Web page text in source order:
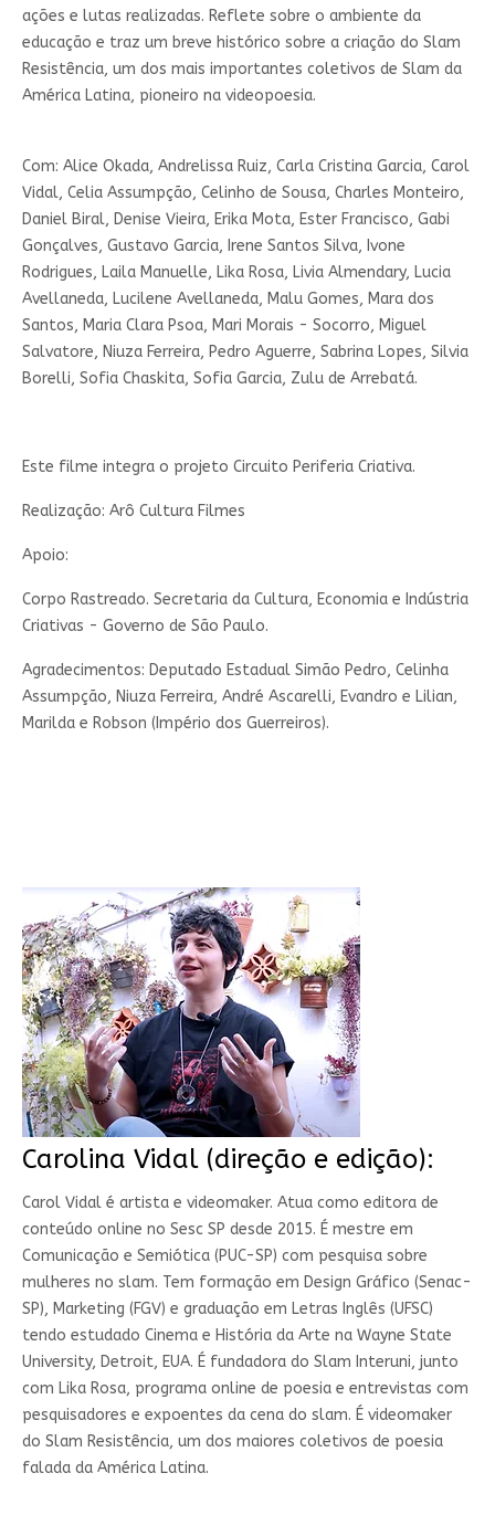
ações e lutas realizadas. Reflete sobre o ambiente da
educação e traz um breve histórico sobre a criação do Slam
Resistência, um dos mais importantes coletivos de Slam da
América Latina, pioneiro na videopoesia.
Com: Alice Okada, Andrelissa Ruiz, Carla Cristina Garcia, Carol
Vidal, Celia Assumpção, Celinho de Sousa, Charles Monteiro,
Daniel Biral, Denise Vieira, Erika Mota, Ester Francisco, Gabi
Gonçalves, Gustavo Garcia, Irene Santos Silva, Ivone
Rodrigues, Laila Manuelle, Lika Rosa, Livia Almendary, Lucia
Avellaneda, Lucilene Avellaneda, Malu Gomes, Mara dos
Santos, Maria Clara Psoa, Mari Morais - Socorro, Miguel
Salvatore, Niuza Ferreira, Pedro Aguerre, Sabrina Lopes, Silvia
Borelli, Sofia Chaskita, Sofia Garcia, Zulu de Arrebatá.
Este filme integra o projeto Circuito Periferia Criativa.
Realização: Arô Cultura Filmes
Apoio:
Corpo Rastreado. Secretaria da Cultura, Economia e Indústria
Criativas - Governo de São Paulo.
Agradecimentos: Deputado Estadual Simão Pedro, Celinha
Assumpção, Niuza Ferreira, André Ascarelli, Evandro e Lilian,
Marilda e Robson (Império dos Guerreiros).
Carolina Vidal (direção e edição):
Carol Vidal é artista e videomaker. Atua como editora de
conteúdo online no Sesc SP desde 2015. É mestre em
Comunicação e Semiótica (PUC-SP) com pesquisa sobre
mulheres no slam. Tem formação em Design Gráfico (Senac-
SP), Marketing (FGV) e graduação em Letras Inglês (UFSC)
tendo estudado Cinema e História da Arte na Wayne State
University, Detroit, EUA. É fundadora do Slam Interuni, junto
com Lika Rosa, programa online de poesia e entrevistas com
pesquisadores e expoentes da cena do slam. É videomaker
do Slam Resistência, um dos maiores coletivos de poesia
falada da América Latina.